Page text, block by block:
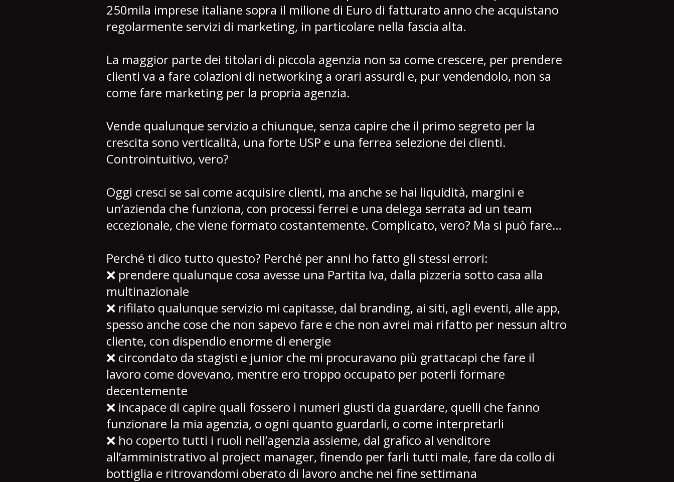
250mila imprese italiane sopra il milione di Euro di fatturato anno che acquistano
regolarmente servizi di marketing, in particolare nella fascia alta.
La maggior parte dei titolari di piccola agenzia non sa come crescere, per prendere
clienti va a fare colazioni di networking a orari assurdi e, pur vendendolo, non sa
come fare marketing per la propria agenzia.
Vende qualunque servizio a chiunque, senza capire che il primo segreto per la
crescita sono verticalità, una forte USP e una ferrea selezione dei clienti.
Controintuitivo, vero?
Oggi cresci se sai come acquisire clienti, ma anche se hai liquidità, margini e
un’azienda che funziona, con processi ferrei e una delega serrata ad un team
eccezionale, che viene formato costantemente. Complicato, vero? Ma si può fare…
Perché ti dico tutto questo? Perché per anni ho fatto gli stessi errori:
❌ prendere qualunque cosa avesse una Partita Iva, dalla pizzeria sotto casa alla
multinazionale
❌ rifilato qualunque servizio mi capitasse, dal branding, ai siti, agli eventi, alle app,
spesso anche cose che non sapevo fare e che non avrei mai rifatto per nessun altro
cliente, con dispendio enorme di energie
❌ circondato da stagisti e junior che mi procuravano più grattacapi che fare il
lavoro come dovevano, mentre ero troppo occupato per poterli formare
decentemente
❌ incapace di capire quali fossero i numeri giusti da guardare, quelli che fanno
funzionare la mia agenzia, o ogni quanto guardarli, o come interpretarli
❌ ho coperto tutti i ruoli nell’agenzia assieme, dal grafico al venditore
all’amministrativo al project manager, finendo per farli tutti male, fare da collo di
bottiglia e ritrovandomi oberato di lavoro anche nei fine settimana